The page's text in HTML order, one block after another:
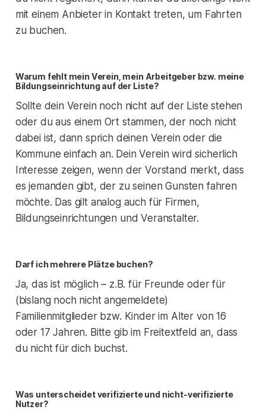
mit einem Anbieter in Kontakt treten, um Fahrten
zu buchen.
Warum fehlt mein Verein, mein Arbeitgeber bzw. meine
Bildungseinrichtung auf der Liste?
Sollte dein Verein noch nicht auf der Liste stehen
oder du aus einem Ort stammen, der noch nicht
dabei ist, dann sprich deinen Verein oder die
Kommune einfach an. Dein Verein wird sicherlich
Interesse zeigen, wenn der Vorstand merkt, dass
es jemanden gibt, der zu seinen Gunsten fahren
möchte. Das gilt analog auch für Firmen,
Bildungseinrichtungen und Veranstalter.
Darf ich mehrere Plätze buchen?
Ja, das ist möglich – z.B. für Freunde oder für
(bislang noch nicht angemeldete)
Familienmitglieder bzw. Kinder im Alter von 16
oder 17 Jahren. Bitte gib im Freitextfeld an, dass
du nicht für dich buchst.
Was unterscheidet verifizierte und nicht-verifizierte
Nutzer?